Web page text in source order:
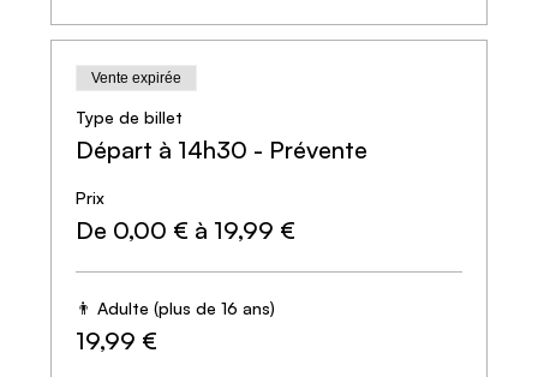
Vente expirée
Type de billet
Départ à 14h30 - Prévente
Prix
De 0,00 € à 19,99 €
👨 Adulte (plus de 16 ans)
19,99 €